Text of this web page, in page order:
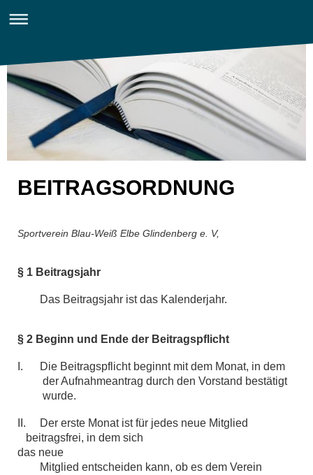
BEITRAGSORDNUNG
Sportverein Blau-Weiß Elbe Glindenberg e. V,
§ 1 Beitragsjahr
Das Beitragsjahr ist das Kalenderjahr.
§ 2 Beginn und Ende der Beitragspflicht
I. Die Beitragspflicht beginnt mit dem Monat, in dem
der Aufnahmeantrag durch den Vorstand bestätigt
wurde.
II. Der erste Monat ist für jedes neue Mitglied
beitragsfrei, in dem sich
das neue
Mitglied entscheiden kann, ob es dem Verein